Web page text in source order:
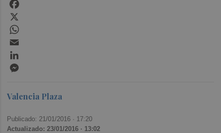
Valencia Plaza
Publicado: 21/01/2016 · 17:20
Actualizado: 23/01/2016 · 13:02